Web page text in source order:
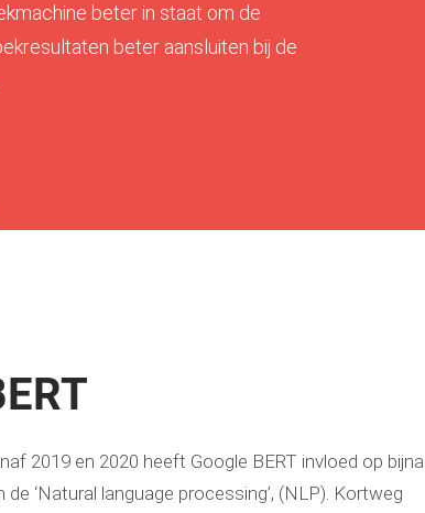
beter in staat om de
beter aansluiten bij de
2019 en 2020 heeft Google BERT invloed op bijna
‘Natural language processing’, (NLP). Kortweg